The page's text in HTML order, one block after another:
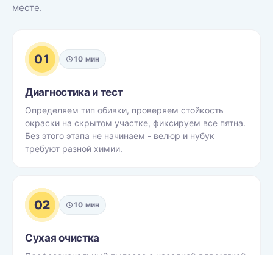
месте.
01 10 мин
Диагностика и тест
Определяем тип обивки, проверяем стойкость
окраски на скрытом участке, фиксируем все пятна.
Без этого этапа не начинаем - велюр и нубук
требуют разной химии.
02 10 мин
Сухая очистка